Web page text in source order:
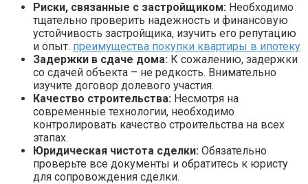
Риски, связанные с застройщиком: Необходимо
тщательно проверить надежность и финансовую
устойчивость застройщика, изучить его репутацию
и опыт. преимущества покупки квартиры в ипотеку
Задержки в сдаче дома: К сожалению, задержки
со сдачей объекта – не редкость. Внимательно
изучите договор долевого участия.
Качество строительства: Несмотря на
современные технологии, необходимо
контролировать качество строительства на всех
этапах.
Юридическая чистота сделки: Обязательно
проверьте все документы и обратитесь к юристу
для сопровождения сделки.